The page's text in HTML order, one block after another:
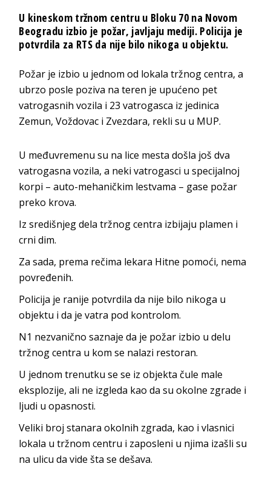
U kineskom tržnom centru u Bloku 70 na Novom
Beogradu izbio je požar, javljaju mediji. Policija je
potvrdila za RTS da nije bilo nikoga u objektu.
Požar je izbio u jednom od lokala tržnog centra, a
ubrzo posle poziva na teren je upućeno pet
vatrogasnih vozila i 23 vatrogasca iz jedinica
Zemun, Voždovac i Zvezdara, rekli su u MUP.
U međuvremenu su na lice mesta došla još dva
vatrogasna vozila, a neki vatrogasci u specijalnoj
korpi – auto-mehaničkim lestvama – gase požar
preko krova.
Iz središnjeg dela tržnog centra izbijaju plamen i
crni dim.
Za sada, prema rečima lekara Hitne pomoći, nema
povređenih.
Policija je ranije potvrdila da nije bilo nikoga u
objektu i da je vatra pod kontrolom.
N1 nezvanično saznaje da je požar izbio u delu
tržnog centra u kom se nalazi restoran.
U jednom trenutku se se iz objekta čule male
eksplozije, ali ne izgleda kao da su okolne zgrade i
ljudi u opasnosti.
Veliki broj stanara okolnih zgrada, kao i vlasnici
lokala u tržnom centru i zaposleni u njima izašli su
na ulicu da vide šta se dešava.